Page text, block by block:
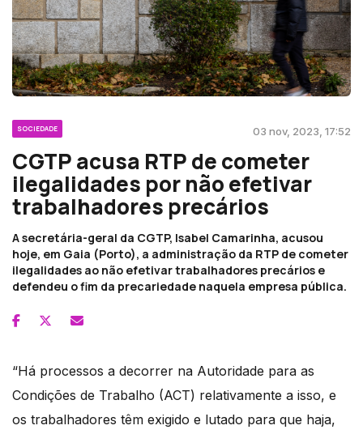
SOCIEDADE 03 nov, 2023, 17:52
CGTP acusa RTP de cometer
ilegalidades por não efetivar
trabalhadores precários
A secretária-geral da CGTP, Isabel Camarinha, acusou
hoje, em Gaia (Porto), a administração da RTP de cometer
ilegalidades ao não efetivar trabalhadores precários e
defendeu o fim da precariedade naquela empresa pública.
“Há processos a decorrer na Autoridade para as
Condições de Trabalho (ACT) relativamente a isso, e
os trabalhadores têm exigido e lutado para que haja,